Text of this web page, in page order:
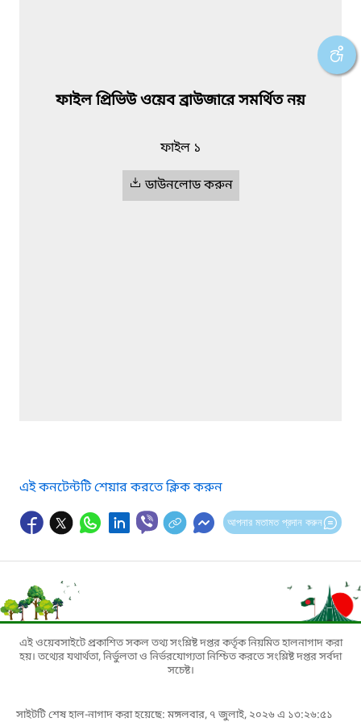
ফাইল প্রিভিউ ওয়েব ব্রাউজারে সমর্থিত নয়
ফাইল ১
ডাউনলোড করুন
এই কনটেন্টটি শেয়ার করতে ক্লিক করুন
আপনার মতামত প্রদান করুন
এই ওয়েবসাইটে প্রকাশিত সকল তথ্য সংশ্লিষ্ট দপ্তর কর্তৃক নিয়মিত হালনাগাদ করা
হয়। তথ্যের যথার্থতা, নির্ভুলতা ও নির্ভরযোগ্যতা নিশ্চিত করতে সংশ্লিষ্ট দপ্তর সর্বদা
সচেষ্ট।
সাইটটি শেষ হাল-নাগাদ করা হয়েছে: মঙ্গলবার, ৭ জুলাই, ২০২৬ এ ১৩:২৬:৫১